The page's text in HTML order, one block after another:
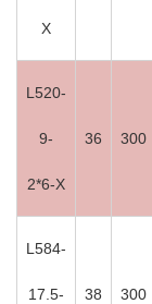
X
L520-
9-
2*6-X
36 300
L584-
17.5- 38 300